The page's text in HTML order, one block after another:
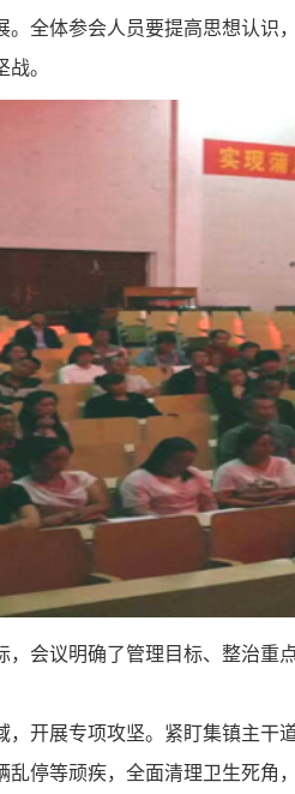
。全体参会人员要提高思想认识
。
，会议明确了管理目标、整治重
，开展专项攻坚。紧盯集镇主干
乱停等顽疾，全面清理卫生死角